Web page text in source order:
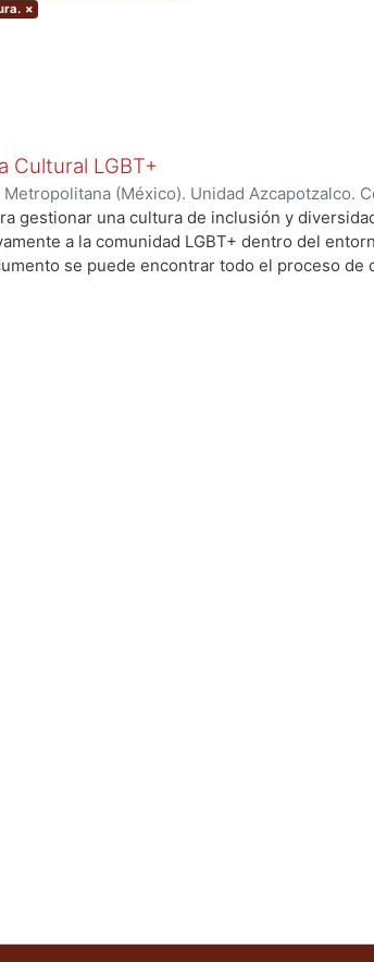
×
Cultural LGBT+
(México). Unidad Azcapotzalco.
,2023-10)Caudillo Domínguez, Pamela
gestionar una cultura de inclusión y
a la comunidad LGBT+ dentro del
se puede encontrar todo el proceso de